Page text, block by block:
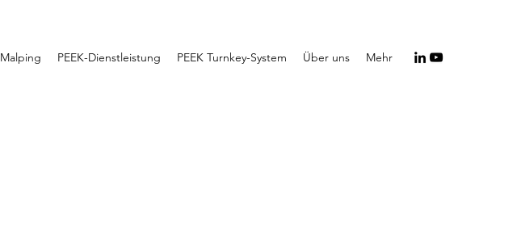
Malping PEEK-Dienstleistung PEEK Turnkey-System Über uns Mehr